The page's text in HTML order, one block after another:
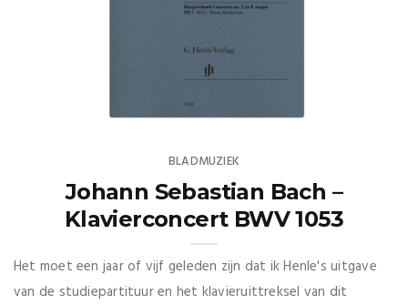
BLADMUZIEK
Johann Sebastian Bach –
Klavierconcert BWV 1053
Het moet een jaar of vijf geleden zijn dat ik Henle's uitgave
van de studiepartituur en het klavieruittreksel van dit